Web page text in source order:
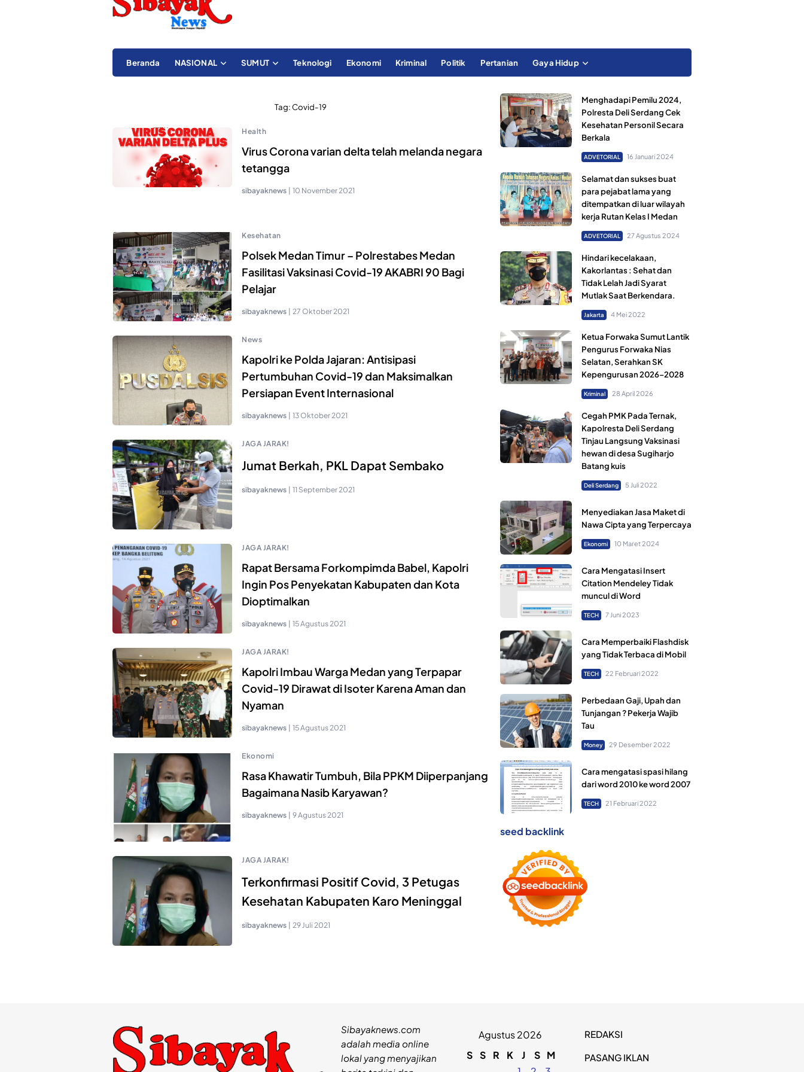
Beranda NASIONAL SUMUT Teknologi Ekonomi Kriminal Politik Pertanian Gaya Hidup
Tag: Covid-19
Health
Virus Corona varian delta telah melanda negara
tetangga
sibayaknews 10 November 2021
Kesehatan
Polsek Medan Timur – Polrestabes Medan
Fasilitasi Vaksinasi Covid-19 AKABRI 90 Bagi
Pelajar
sibayaknews 27 Oktober 2021
News
Kapolri ke Polda Jajaran: Antisipasi
Pertumbuhan Covid-19 dan Maksimalkan
Persiapan Event Internasional
sibayaknews 13 Oktober 2021
JAGA JARAK!
Jumat Berkah, PKL Dapat Sembako
sibayaknews 11 September 2021
JAGA JARAK!
Rapat Bersama Forkompimda Babel, Kapolri
Ingin Pos Penyekatan Kabupaten dan Kota
Dioptimalkan
sibayaknews 15 Agustus 2021
JAGA JARAK!
Kapolri Imbau Warga Medan yang Terpapar
Covid-19 Dirawat di Isoter Karena Aman dan
Nyaman
sibayaknews 15 Agustus 2021
Ekonomi
Rasa Khawatir Tumbuh, Bila PPKM Diiperpanjang
Bagaimana Nasib Karyawan?
sibayaknews 9 Agustus 2021
JAGA JARAK!
Terkonfirmasi Positif Covid, 3 Petugas
Kesehatan Kabupaten Karo Meninggal
sibayaknews 29 Juli 2021
Menghadapi Pemilu 2024,
Polresta Deli Serdang Cek
Kesehatan Personil Secara
Berkala
ADVETORIAL 16 Januari 2024
Selamat dan sukses buat
para pejabat lama yang
ditempatkan di luar wilayah
kerja Rutan Kelas I Medan
ADVETORIAL 27 Agustus 2024
Hindari kecelakaan,
Kakorlantas : Sehat dan
Tidak Lelah Jadi Syarat
Mutlak Saat Berkendara.
Jakarta 4 Mei 2022
Ketua Forwaka Sumut Lantik
Pengurus Forwaka Nias
Selatan, Serahkan SK
Kepengurusan 2026–2028
Kriminal 28 April 2026
Cegah PMK Pada Ternak,
Kapolresta Deli Serdang
Tinjau Langsung Vaksinasi
hewan di desa Sugiharjo
Batang kuis
Deli Serdang 5 Juli 2022
Menyediakan Jasa Maket di
Nawa Cipta yang Terpercaya
Ekonomi 10 Maret 2024
Cara Mengatasi Insert
Citation Mendeley Tidak
muncul di Word
TECH 7 Juni 2023
Cara Memperbaiki Flashdisk
yang Tidak Terbaca di Mobil
TECH 22 Februari 2022
Perbedaan Gaji, Upah dan
Tunjangan ? Pekerja Wajib
Tau
Money 29 Desember 2022
Cara mengatasi spasi hilang
dari word 2010 ke word 2007
TECH 21 Februari 2022
seed backlink
Sibayaknews.com
adalah media online
lokal yang menyajikan
Agustus 2026
S S R K J S M
REDAKSI
PASANG IKLAN